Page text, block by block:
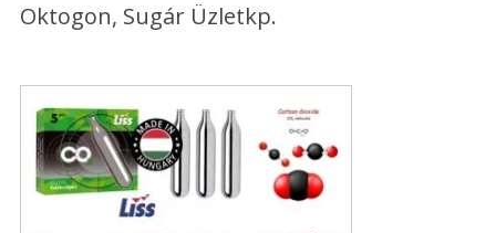
Oktogon, Sugár Üzletkp.